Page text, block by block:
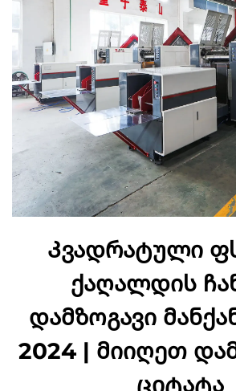
Ხშირად დასმული კითხვები
Კვადრატული
ქაღალდის
დამზოგავი
2024 | მიიღეთ
ციტატა